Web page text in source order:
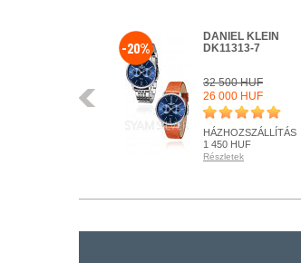
DANIEL KLEIN
DK11313-7
32 500 HUF
26 000 HUF
-20%
HÁZHOZSZÁLLÍTÁS
1 450 HUF
Részletek